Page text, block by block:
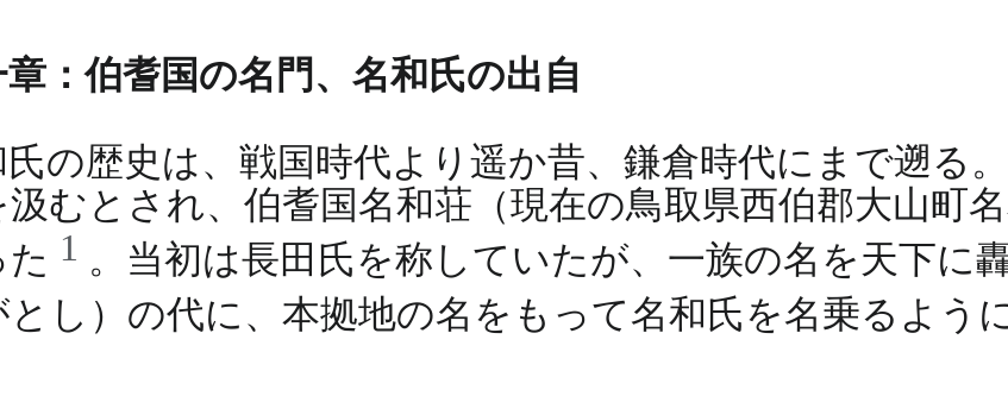
：伯耆国の名門、名和氏の出自
の歴史は、戦国時代より遥か昔、鎌倉時代にまで遡る
汲むとされ、伯耆国名和荘（現在の鳥取県西伯郡大山町
1 。当初は長田氏を称していたが、一族の名を天下に
とし）の代に、本拠地の名をもって名和氏を名乗るよう